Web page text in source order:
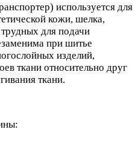
используется для
кожи, шелка,
для подачи
при шитье
изделий,
ткани относительно друг
ткани.